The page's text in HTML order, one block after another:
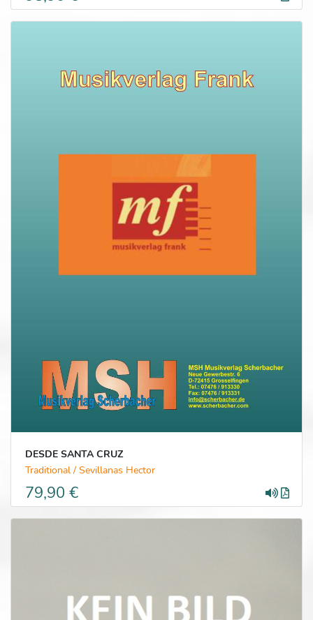
DESDE SANTA CRUZ
Traditional / Sevillanas Hector
79,90 €